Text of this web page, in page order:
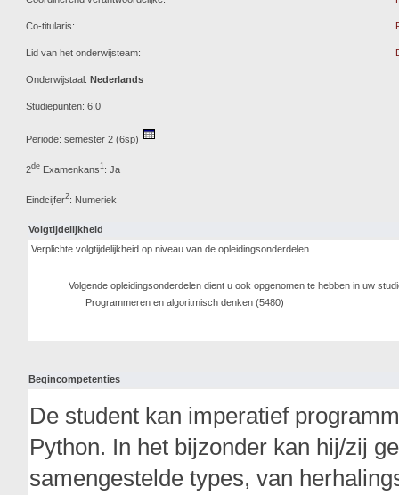
Co-titularis:
Lid van het onderwijsteam:
Onderwijstaal: Nederlands
Studiepunten: 6,0
Periode: semester 2 (6sp)
2de Examenkans1: Ja
Eindcijfer2: Numeriek
Volgtijdelijkheid
Verplichte volgtijdelijkheid op niveau van de opleidingsonderdelen
Volgende opleidingsonderdelen dient u ook opgenomen te hebben in uw
Programmeren en algoritmisch denken (5480)
Begincompetenties
De student kan imperatief
Python. In het bijzonder kan hij/zij
samengestelde types, van